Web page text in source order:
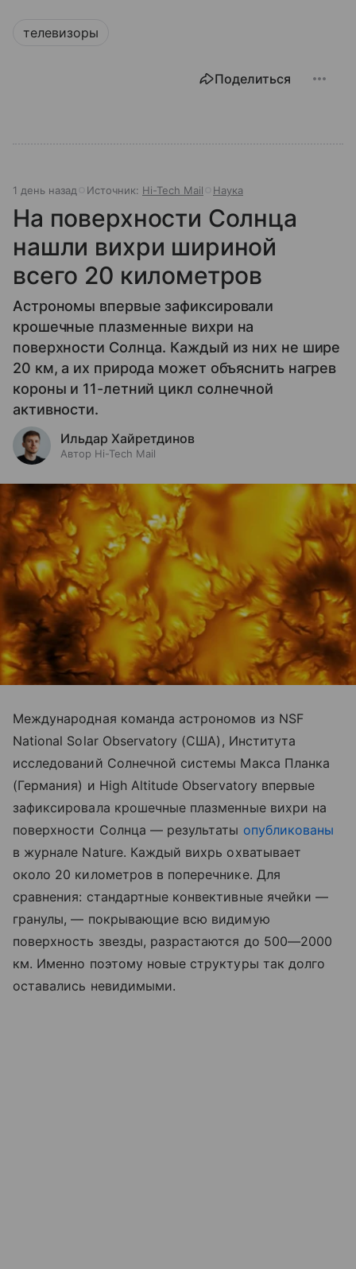
телевизоры
Поделиться
1 день назад Источник: Hi-Tech Mail Наука
На поверхности Солнца
нашли вихри шириной
всего 20 километров
Астрономы впервые зафиксировали
крошечные плазменные вихри на
поверхности Солнца. Каждый из них не шире
20 км, а их природа может объяснить нагрев
короны и 11-летний цикл солнечной
активности.
Ильдар Хайретдинов
Автор Hi-Tech Mail
Международная команда астрономов из NSF
National Solar Observatory (США), Института
исследований Солнечной системы Макса Планка
(Германия) и High Altitude Observatory впервые
зафиксировала крошечные плазменные вихри на
поверхности Солнца — результаты опубликованы
в журнале Nature. Каждый вихрь охватывает
около 20 километров в поперечнике. Для
сравнения: стандартные конвективные ячейки —
гранулы, — покрывающие всю видимую
поверхность звезды, разрастаются до 500—2000
км. Именно поэтому новые структуры так долго
оставались невидимыми.